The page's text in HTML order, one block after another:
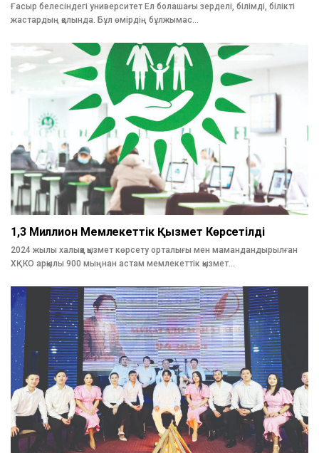
Ғасыр белесіндегі университет Ел болашағы зерделі, білімді, білікті
жастардың қолында. Бұл өмірдің бұлжымас…
1,3 Миллион Мемлекеттік Қызмет Көрсетілді
2024 жылы халыққа қызмет көрсету орталығы мен мамандандырылған
ХҚКО арқылы 900 мыңнан астам мемлекеттік қызмет…